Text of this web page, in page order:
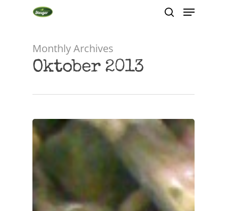
Hit enter to search or ESC to close
Monthly Archives
Oktober 2013